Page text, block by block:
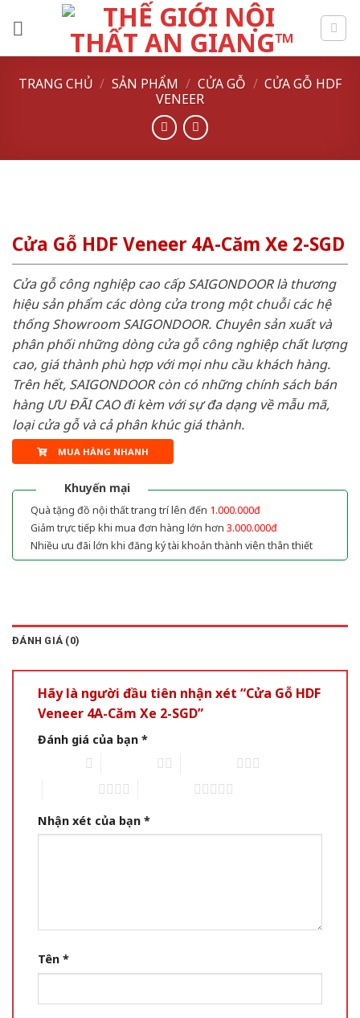
TRANG CHỦ / SẢN PHẨM / CỬA GỖ / CỬA GỖ HDF
VENEER
Cửa Gỗ HDF Veneer 4A-Căm Xe 2-SGD
Cửa gỗ công nghiệp cao cấp SAIGONDOOR là thương
hiệu sản phẩm các dòng cửa trong một chuỗi các hệ
thống Showroom SAIGONDOOR. Chuyên sản xuất và
phân phối những dòng cửa gỗ công nghiệp chất lượng
cao, giá thành phù hợp với mọi nhu cầu khách hàng.
Trên hết, SAIGONDOOR còn có những chính sách bán
hàng ƯU ĐÃI CAO đi kèm với sự đa dạng về mẫu mã,
loại cửa gỗ và cả phân khúc giá thành.
MUA HÀNG NHANH
Khuyến mại
Quà tặng đồ nội thất trang trí lên đến 1.000.000đ
Giảm trực tiếp khi mua đơn hàng lớn hơn 3.000.000đ
Nhiều ưu đãi lớn khi đăng ký tài khoản thành viên thân thiết
ĐÁNH GIÁ (0)
Hãy là người đầu tiên nhận xét “Cửa Gỗ HDF
Veneer 4A-Căm Xe 2-SGD”
Đánh giá của bạn *
Nhận xét của bạn *
Tên *